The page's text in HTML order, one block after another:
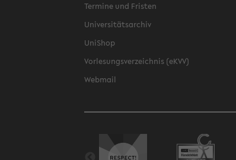
Termine und Fristen
Universitätsarchiv
UniShop
Vorlesungsverzeichnis (eKVV)
Webmail